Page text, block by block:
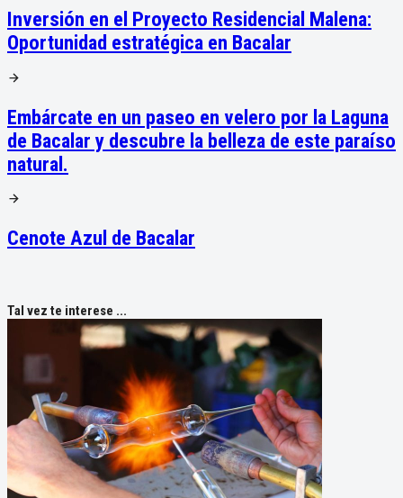
Inversión en el Proyecto Residencial Malena:
Oportunidad estratégica en Bacalar
Embárcate en un paseo en velero por la Laguna
de Bacalar y descubre la belleza de este paraíso
natural.
Cenote Azul de Bacalar
Tal vez te interese ...